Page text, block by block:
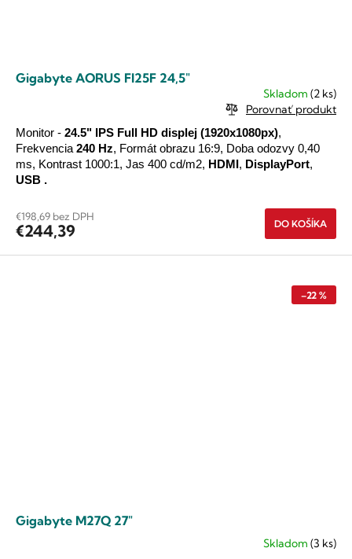
Gigabyte AORUS FI25F 24,5"
Skladom (2 ks)
Porovnať produkt
€198,69 bez DPH
€244,39 DO KOŠÍKA
Monitor - 24.5" IPS Full HD displej (1920x1080px),
Frekvencia240 Hz, Formát obrazu 16:9, Doba odozvy 0,40
ms, Kontrast 1000:1, Jas 400 cd/m2, HDMI , DisplayPort,
USB .
–22 %
Gigabyte M27Q 27"
Skladom(3 ks)